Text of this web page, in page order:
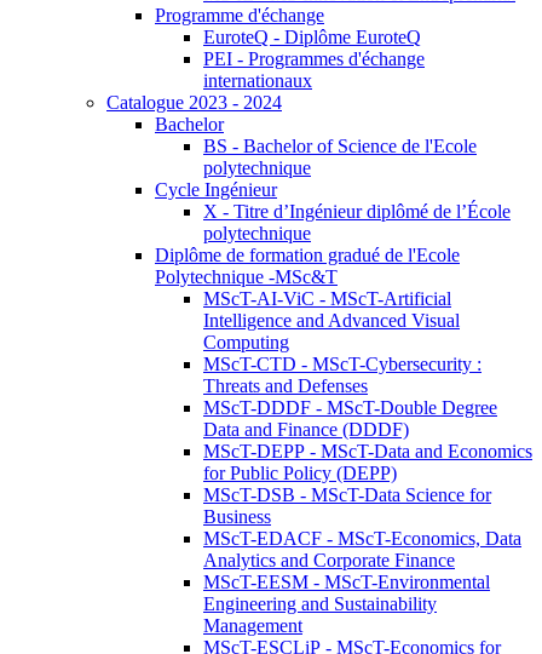
Programme d'échange
EuroteQ - Diplôme EuroteQ
PEI - Programmes d'échange
internationaux
Catalogue 2023 - 2024
Bachelor
BS - Bachelor of Science de l'Ecole
polytechnique
Cycle Ingénieur
X - Titre d’Ingénieur diplômé de l’École
polytechnique
Diplôme de formation gradué de l'Ecole
Polytechnique -MSc&T
MScT-AI-ViC - MScT-Artificial
Intelligence and Advanced Visual
Computing
MScT-CTD - MScT-Cybersecurity :
Threats and Defenses
MScT-DDDF - MScT-Double Degree
Data and Finance (DDDF)
MScT-DEPP - MScT-Data and Economics
for Public Policy (DEPP)
MScT-DSB - MScT-Data Science for
Business
MScT-EDACF - MScT-Economics, Data
Analytics and Corporate Finance
MScT-EESM - MScT-Environmental
Engineering and Sustainability
Management
MScT-ESCLiP - MScT-Economics for